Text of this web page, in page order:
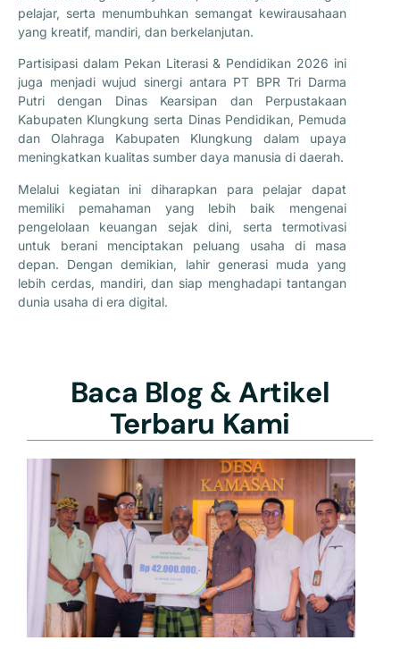
pelajar, serta menumbuhkan semangat kewirausahaan
yang kreatif, mandiri, dan berkelanjutan.
Partisipasi dalam Pekan Literasi & Pendidikan 2026 ini
juga menjadi wujud sinergi antara PT BPR Tri Darma
Putri dengan Dinas Kearsipan dan Perpustakaan
Kabupaten Klungkung serta Dinas Pendidikan, Pemuda
dan Olahraga Kabupaten Klungkung dalam upaya
meningkatkan kualitas sumber daya manusia di daerah.
Melalui kegiatan ini diharapkan para pelajar dapat
memiliki pemahaman yang lebih baik mengenai
pengelolaan keuangan sejak dini, serta termotivasi
untuk berani menciptakan peluang usaha di masa
depan. Dengan demikian, lahir generasi muda yang
lebih cerdas, mandiri, dan siap menghadapi tantangan
dunia usaha di era digital.
Baca Blog & Artikel
Terbaru Kami